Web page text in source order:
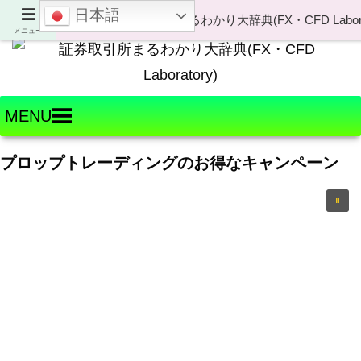
Welcome to FX・CFD Laboratory!
MENU
プロップトレーディングのお得なキャンペーン
メニュー
日本語